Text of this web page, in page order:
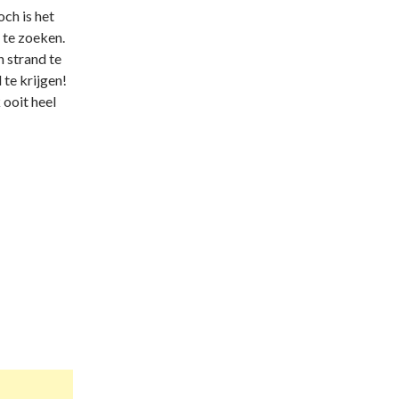
is het
zoeken.
strand te
te krijgen!
ooit heel